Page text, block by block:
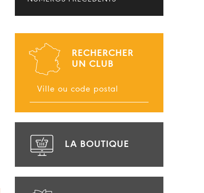
RECHERCHER
UN CLUB
LA BOUTIQUE